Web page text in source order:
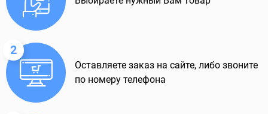
2
Оставляете заказ на сайте, либо звоните
по номеру телефона